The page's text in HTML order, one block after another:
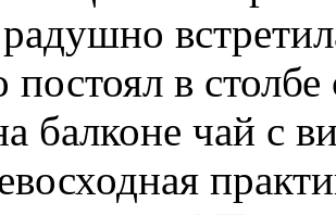
постоял в
балконе чай с